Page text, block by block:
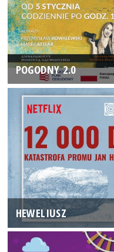
POGODNY 2.0
HEWELIUSZ